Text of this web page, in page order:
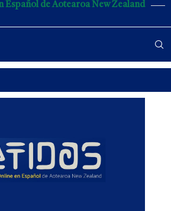
Español de Aotearoa New Zealand